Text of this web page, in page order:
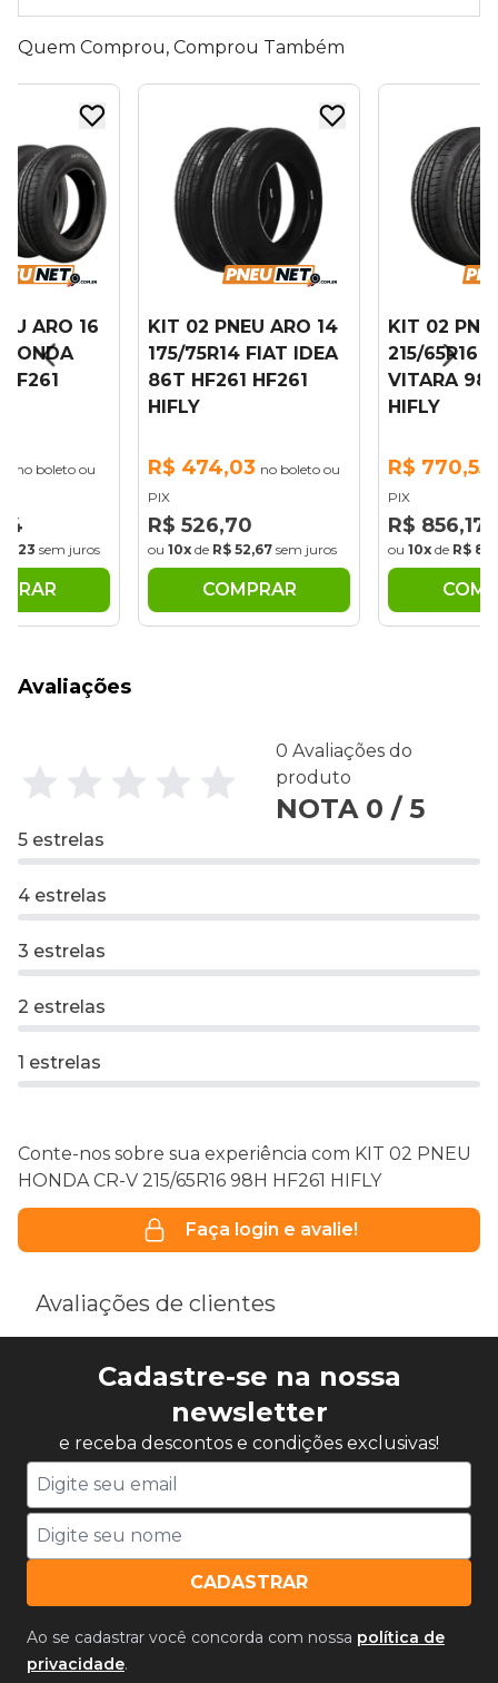
Quem Comprou, Comprou Também
ARO 16
HONDA
no boleto ou
sem juros
KIT 02 PNEU ARO 14
175/75R14 FIAT IDEA
86T HF261 HF261
HIFLY
R$ 474,03 no boleto ou
PIX
R$ 526,70
ou 10x de R$ 52,67 sem juros
COMPRAR
KIT 02
215/65R16
VITARA
HIFLY
R$ 770,55
PIX
R$ 856,17
ou 10x de R$
Avaliações
0 Avaliações do
produto
NOTA 0 / 5
5 estrelas
4 estrelas
3 estrelas
2 estrelas
1 estrelas
Conte-nos sobre sua experiência com KIT 02 PNEU
HONDA CR-V 215/65R16 98H HF261 HIFLY
Faça login e avalie!
Avaliações de clientes
Cadastre-se na nossa
newsletter
e receba descontos e condições exclusivas!
CADASTRAR
Ao se cadastrar você concorda com nossa política de
privacidade.